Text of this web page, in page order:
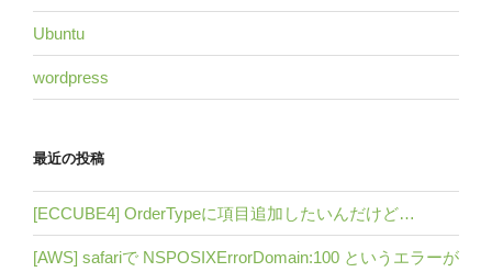
Ubuntu
wordpress
最近の投稿
[ECCUBE4] OrderTypeに項目追加したいんだけど…
[AWS] safariで NSPOSIXErrorDomain:100 というエラーが